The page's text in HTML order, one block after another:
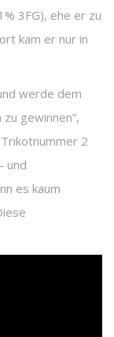
3FG), ehe er zu
kam er nur in
werde dem
gewinnen“,
2
und
es kaum